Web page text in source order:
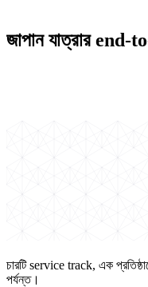
জাপান যাত্রার end-
চারটি service track, এক
পর্যন্ত।